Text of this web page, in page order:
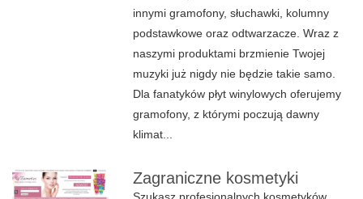
innymi gramofony, słuchawki, kolumny
podstawkowe oraz odtwarzacze. Wraz z
naszymi produktami brzmienie Twojej
muzyki już nigdy nie będzie takie samo.
Dla fanatyków płyt winylowych oferujemy
gramofony, z którymi poczują dawny
klimat...
Zagraniczne kosmetyki